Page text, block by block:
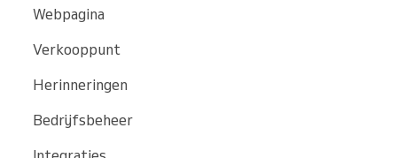
Webpagina
Verkooppunt
Herinneringen
Bedrijfsbeheer